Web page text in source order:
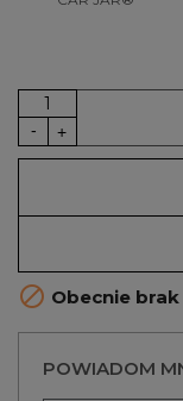
 Obecnie
POWIADOM